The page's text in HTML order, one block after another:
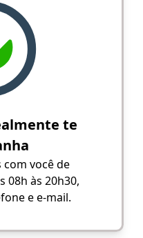
te
com você de
08h às 20h30,
e e-mail.